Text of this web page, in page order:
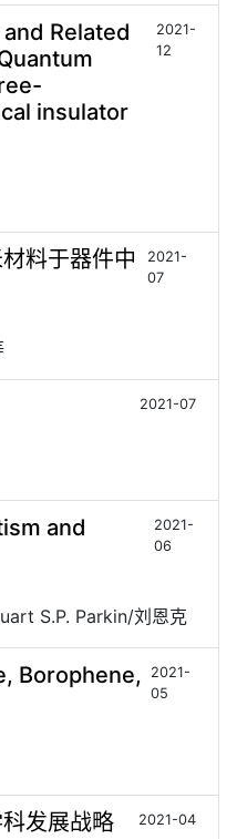
Related
insulator
2021-
12
料于器件中
2021-
07
2021-07
and
2021-
06
S.P. Parkin/刘恩克
Borophene,
2021-
05
发展战略 2021-04